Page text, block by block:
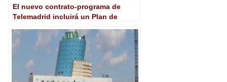
El nuevo contrato-programa de
Telemadrid incluirá un Plan de